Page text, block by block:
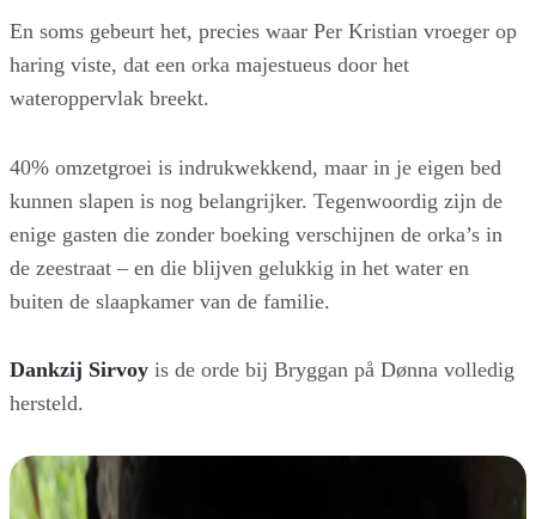
En soms gebeurt het, precies waar Per Kristian vroeger op
haring viste, dat een orka majestueus door het
wateroppervlak breekt.
40% omzetgroei is indrukwekkend, maar in je eigen bed
kunnen slapen is nog belangrijker. Tegenwoordig zijn de
enige gasten die zonder boeking verschijnen de orka’s in
de zeestraat – en die blijven gelukkig in het water en
buiten de slaapkamer van de familie.
Dankzij Sirvoy is de orde bij Bryggan på Dønna volledig
hersteld.